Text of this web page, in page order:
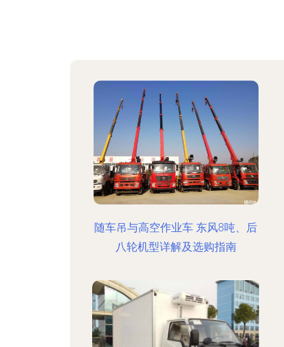
随车吊与高空作业车 东风8吨、后
八轮机型详解及选购指南